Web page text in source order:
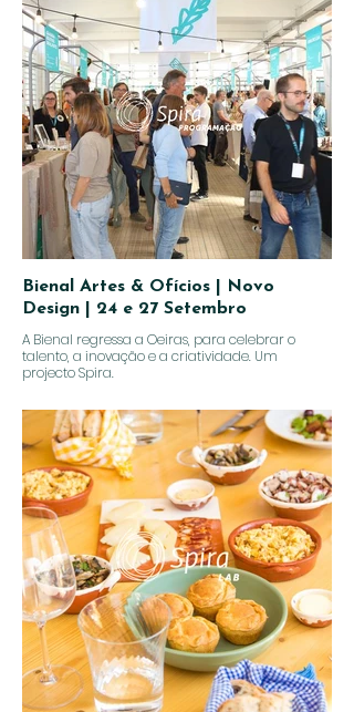
Bienal Artes & Ofícios | Novo
Design | 24 e 27 Setembro
A Bienal regressa a Oeiras, para celebrar o
talento, a inovação e a criatividade. Um
projecto Spira.